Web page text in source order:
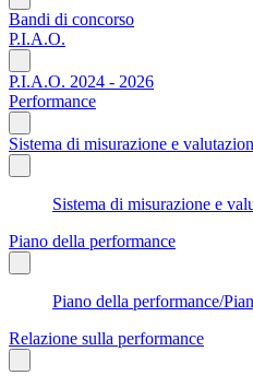
Bandi di concorso
P.I.A.O.
P.I.A.O. 2024 - 2026
Performance
Sistema di misurazione e
Sistema di misurazione e
Piano della performance
Piano della performance/
Relazione sulla performance